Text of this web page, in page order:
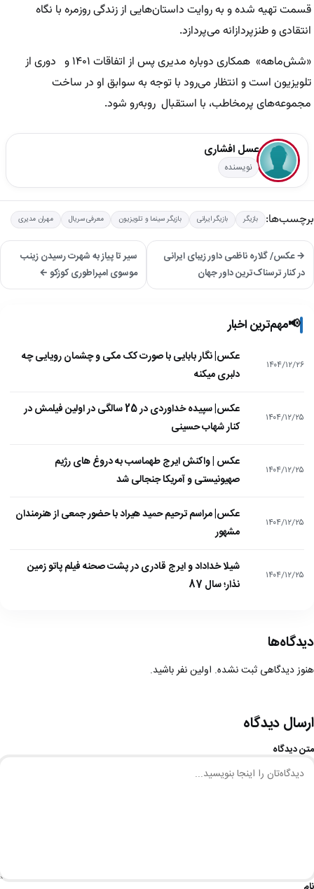
قسمت تهیه شده و به روایت داستان‌هایی از زندگی روزمره با نگاه
انتقادی و طنزپردازانه می‌پردازد.
«شش‌ماهه» همکاری دوباره مدیری پس از اتفاقات ۱۴۰۱ و دوری از
تلویزیون است و انتظار می‌رود با توجه به سوابق او در ساخت
مجموعه‌های پرمخاطب، با استقبال روبه‌رو شود.
عسل افشاری
نویسنده
برچسب‌ها: بازیگر بازیگر ایرانی بازیگر سینما و تلویزیون معرفی سریال مهران مدیری
→ عکس/ گلاره ناظمی داور زیبای ایرانی
در کنار ترسناک‌ترین داور جهان
سیر تا پیاز به شهرت رسیدن زینب
موسوی امپراطوری کوزکو ←
📢مهم‌ترین اخبار
۱۴۰۴/۱۲/۲۶
عکس| نگار بابایی با صورت کک مکی و چشمان رویایی چه
دلبری میکنه
۱۴۰۴/۱۲/۲۵
عکس| سپیده خداوردی در 25 سالگی در اولین فیلمش در
کنار شهاب حسینی
۱۴۰۴/۱۲/۲۵
عکس | واکنش ایرج طهماسب به دروغ های رژیم
صهیونیستی و آمریکا جنجالی شد
۱۴۰۴/۱۲/۲۵
عکس| مراسم ترحیم حمید هیراد با حضور جمعی از هنرمندان
مشهور
۱۴۰۴/۱۲/۲۵
شیلا خداداد و ایرج قادری در پشت صحنه فیلم پاتو زمین
نذار؛ سال 87
دیدگاه‌ها
هنوز دیدگاهی ثبت نشده. اولین نفر باشید.
ارسال دیدگاه
متن دیدگاه